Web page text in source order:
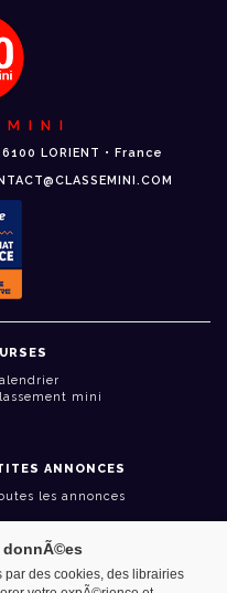
MINI
LORIENT • France
mini
ANNONCES
les annonces
donnÃ©es
des cookies, des librairies